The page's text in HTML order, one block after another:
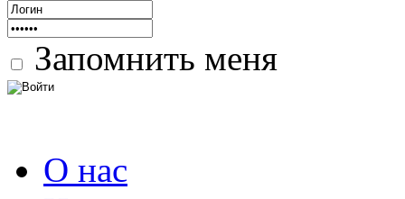
Запомнить меня
О нас